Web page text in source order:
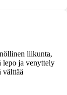
liikunta,
lepo ja venyttely
välttää